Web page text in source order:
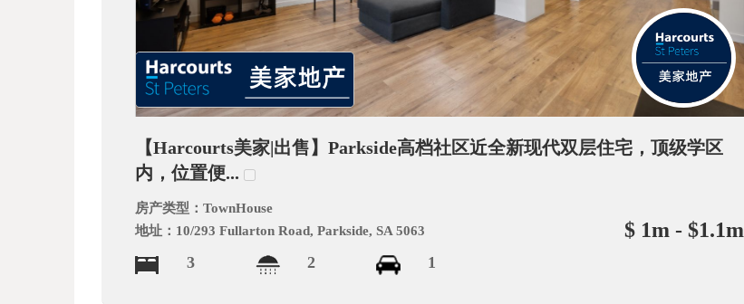
【Harcourts美家|出售】Parkside高档社区近全新现代双层住宅，顶级学区
内，位置便...
房产类型：TownHouse
地址： 10/293 Fullarton Road, Parkside, SA 5063
3 2 1
$ 1m - $1.1m